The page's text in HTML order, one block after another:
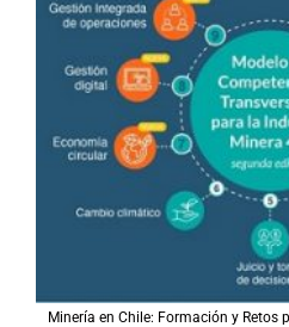
Minería en Chile: Formación y Retos